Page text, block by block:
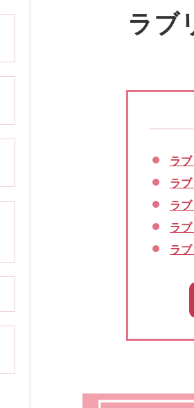
ラブ
ラ
ラ
ラ
ラ
ラ